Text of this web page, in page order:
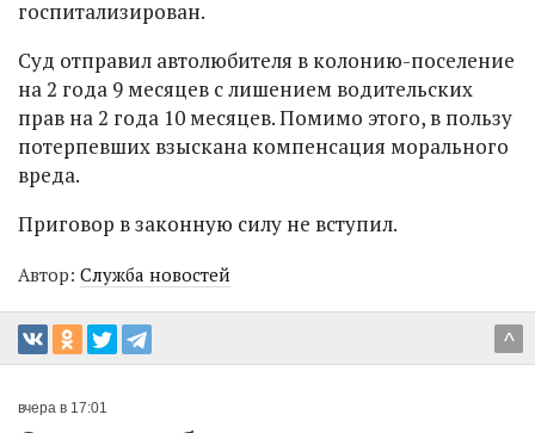
госпитализирован.
Суд отправил автолюбителя в колонию-поселение
на 2 года 9 месяцев с лишением водительских
прав на 2 года 10 месяцев. Помимо этого, в пользу
потерпевших взыскана компенсация морального
вреда.
Приговор в законную силу не вступил.
Автор: Служба новостей
^
вчера в 17:01